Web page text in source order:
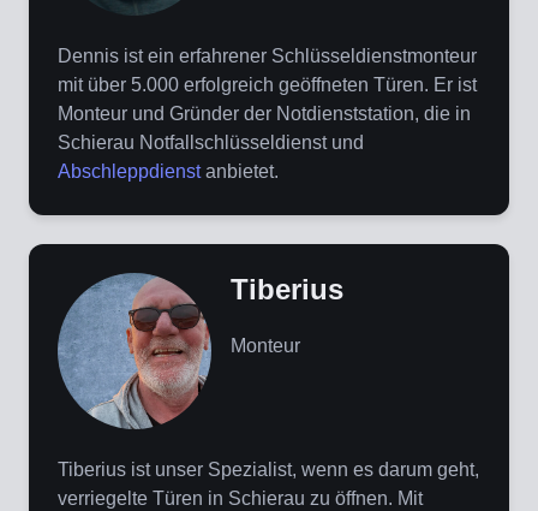
Dennis ist ein erfahrener Schlüsseldienstmonteur
mit über 5.000 erfolgreich geöffneten Türen. Er ist
Monteur und Gründer der Notdienststation, die in
Schierau Notfallschlüsseldienst und
Abschleppdienstanbietet.
Tiberius
Monteur
Tiberius ist unser Spezialist, wenn es darum geht,
verriegelte Türen in Schierau zu öffnen. Mit